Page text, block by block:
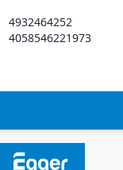
4932464252
4058546221973